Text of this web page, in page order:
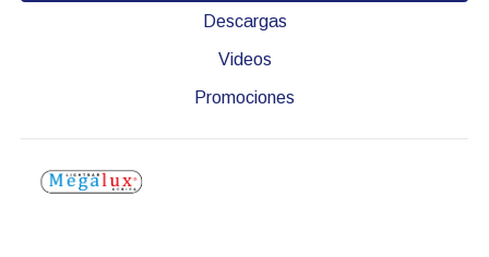
Descargas
Videos
Promociones